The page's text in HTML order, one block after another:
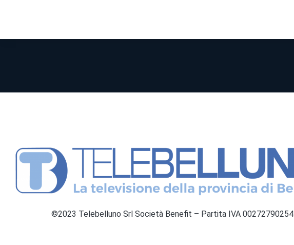
©2023 Telebelluno Srl Società Benefit – Partita IVA 00272790254